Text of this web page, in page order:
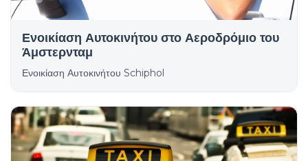
Ενοικίαση Αυτοκινήτου στο Αεροδρόμιο του
Άμστερνταμ
Ενοικίαση Αυτοκινήτου Schiphol